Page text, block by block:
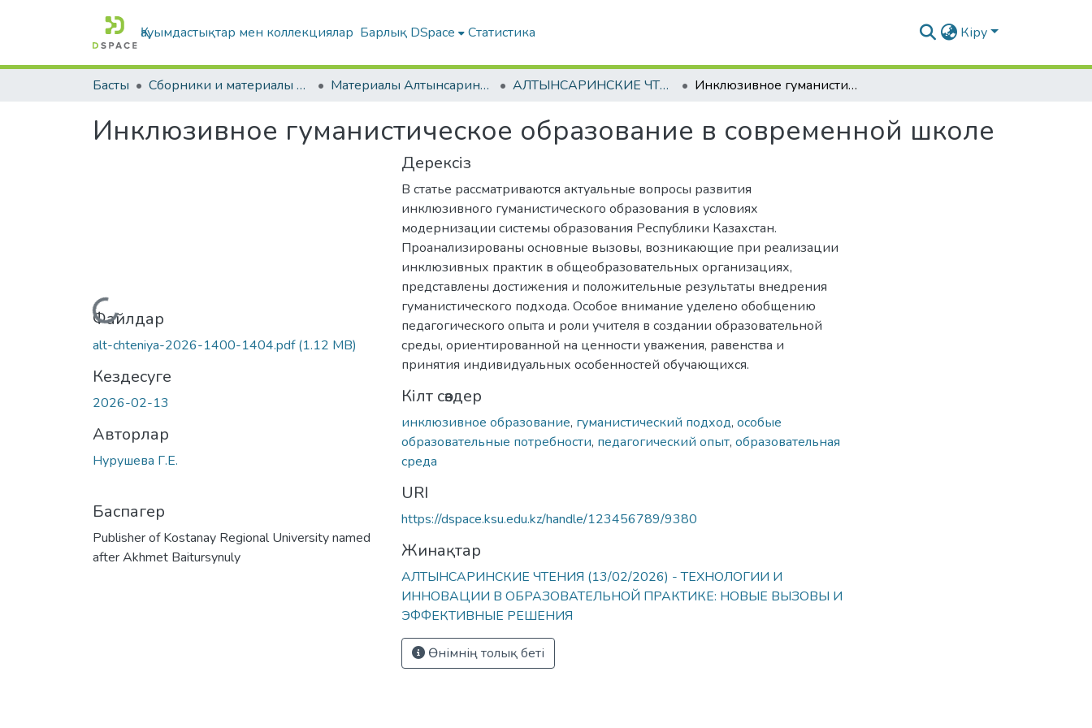
Қауымдастықтар мен коллекциялар Барлық DSpace Статистика Кіру
Басты Сборники и материалы конференций Материалы Алтынсаринских педагогических чтений АЛТЫНСАРИНСКИЕ ЧТЕНИЯ (13/02/2026) - ТЕХНОЛОГИИ И ИННОВАЦИИ В ОБРАЗОВАТЕЛЬНОЙ ПРАКТИКЕ: НОВЫЕ ВЫЗОВЫ И ЭФФЕКТИВНЫЕ РЕШЕНИЯ Инклюзивное гуманистическое образование в современной школе
Инклюзивное гуманистическое образование в современной школе
Жүктеу...
Файлдар
alt-chteniya-2026-1400-1404.pdf(1.12 MB)
Кездесуге
2026-02-13
Авторлар
Нурушева Г.Е.
Баспагер
Publisher of Kostanay Regional University named
after Akhmet Baitursynuly
Дерексіз
В статье рассматриваются актуальные вопросы развития
инклюзивного гуманистического образования в условиях
модернизации системы образования Республики Казахстан.
Проанализированы основные вызовы, возникающие при реализации
инклюзивных практик в общеобразовательных организациях,
представлены достижения и положительные результаты внедрения
гуманистического подхода. Особое внимание уделено обобщению
педагогического опыта и роли учителя в создании образовательной
среды, ориентированной на ценности уважения, равенства и
принятия индивидуальных особенностей обучающихся.
Кілт сөздер
инклюзивное образование, гуманистический подход, особые
образовательные потребности, педагогический опыт, образовательная
среда
URI
https://dspace.ksu.edu.kz/handle/123456789/9380
Жинақтар
АЛТЫНСАРИНСКИЕ ЧТЕНИЯ (13/02/2026) - ТЕХНОЛОГИИ И
ИННОВАЦИИ В ОБРАЗОВАТЕЛЬНОЙ ПРАКТИКЕ: НОВЫЕ ВЫЗОВЫ И
ЭФФЕКТИВНЫЕ РЕШЕНИЯ
Өнімнің толық беті